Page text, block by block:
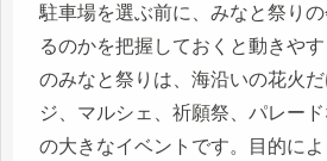
駐車場を選ぶ前に、みなと祭り
るのかを把握しておくと動きや
のみなと祭りは、海沿いの花火
ジ、マルシェ、祈願祭、パレー
の大きなイベントです。目的に